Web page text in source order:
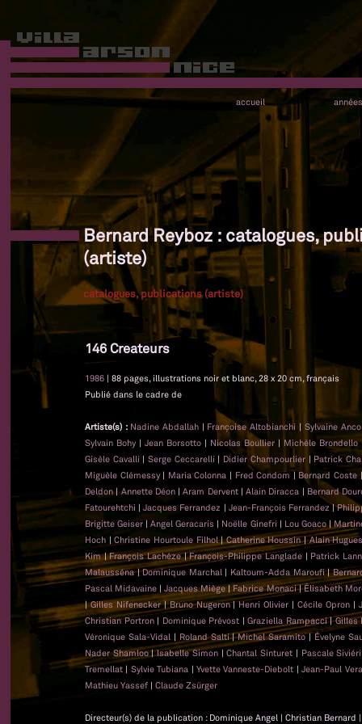
accueil années
Bernard Reyboz : catalogues,
(artiste)
catalogues, publications (artiste)
146 Createurs
1986 | 88 pages, illustrations noir et blanc, 28 x 20 cm, français
Publié dans le cadre de
Artiste(s) : Nadine Abdallah| Françoise Altobianchi |Sylvaine
Sylvain Bohy| Jean Borsotto | Nicolas Boullier | Michèle Brondello
Gisèle Cavalli |Serge Ceccarelli | Didier Champourlier| Patrick
Miguèle Clémessy| Maria Colonna | Fred Condom|Bernard Coste
Deldon|Annette Déon|Aram Dervent|Alain Diracca | Bernard
Fatourehtchi |Jacques Ferrandez | Jean-François Ferrandez|
Brigitte Geiser|Angel Geracaris | Noëlle Ginefri | Lou Goaco|
Hoch |Christine Hourtoule Filhol|Catherine Houssin|Alain
Kim|François Lachéze|François-Philippe Langlade| Patrick
Malausséna|Dominique Marchal | Kaltoum-Adda Maroufi|
Pascal Midavaine |Jacques Miège|Fabrice Monaci|Élisabeth
|Gilles Nifenecker|Bruno Nugeron|Henri Olivier |Cécile Opron|
Christian Portron| Dominique Prévost |Graziella Rampacci|Gilles
Véronique Sala-Vidal | Roland Salti|Michel Saramito|Évelyne
Nader Shamloo|Isabelle Simon|Chantal Sinturet | Pascale Siviéri
Tremellat | Sylvie Tubiana | Yvette Vanneste-Diebolt |Jean-Paul
Mathieu Yassef | Claude Zsürger
Directeur(s) de la publication : Dominique Angel | Christian